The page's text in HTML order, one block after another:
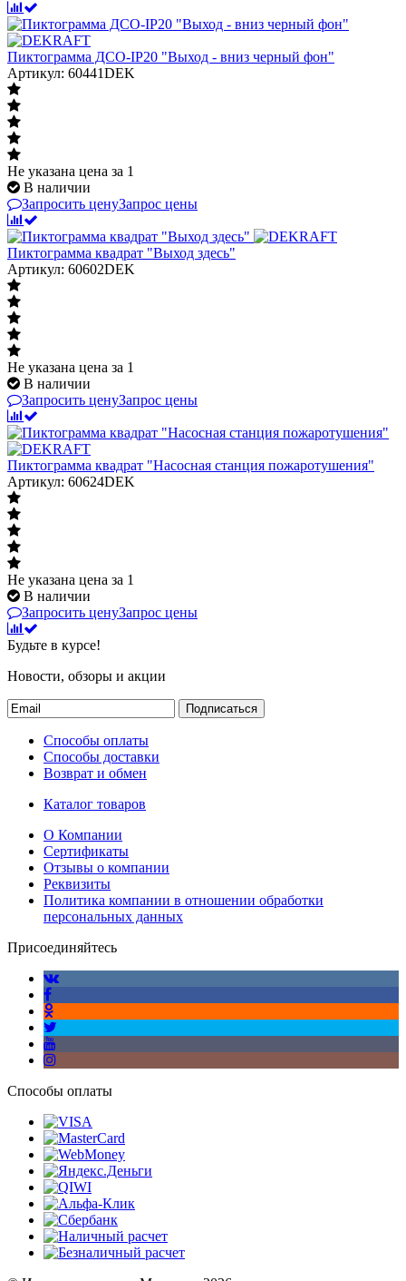
Пиктограмма ДСО-IP20 "Выход - вниз черный фон"
Артикул: 60441DEK
Не указана цена за 1
В наличии
Запросить ценуЗапрос цены
Пиктограмма квадрат "Выход здесь"
Артикул: 60602DEK
Не указана цена за 1
В наличии
Запросить ценуЗапрос цены
Пиктограмма квадрат "Насосная станция пожаротушения"
Артикул: 60624DEK
Не указана цена за 1
В наличии
Запросить ценуЗапрос цены
Будьте в курсе!
Новости, обзоры и акции
Подписаться
Способы оплаты
Способы доставки
Возврат и обмен
Каталог товаров
О Компании
Сертификаты
Отзывы о компании
Реквизиты
Политика компании в отношении обработки
персональных данных
Присоединяйтесь
Способы оплаты